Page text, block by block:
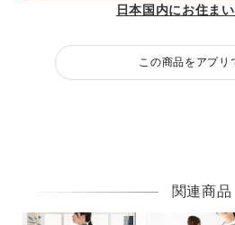
日本国内にお住ま
この商品をアプリ
関連商品